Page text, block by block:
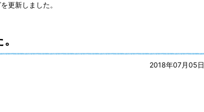
更新しました。
2018年07月05日